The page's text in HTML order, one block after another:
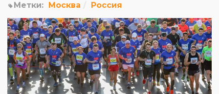
Метки: Москва Россия